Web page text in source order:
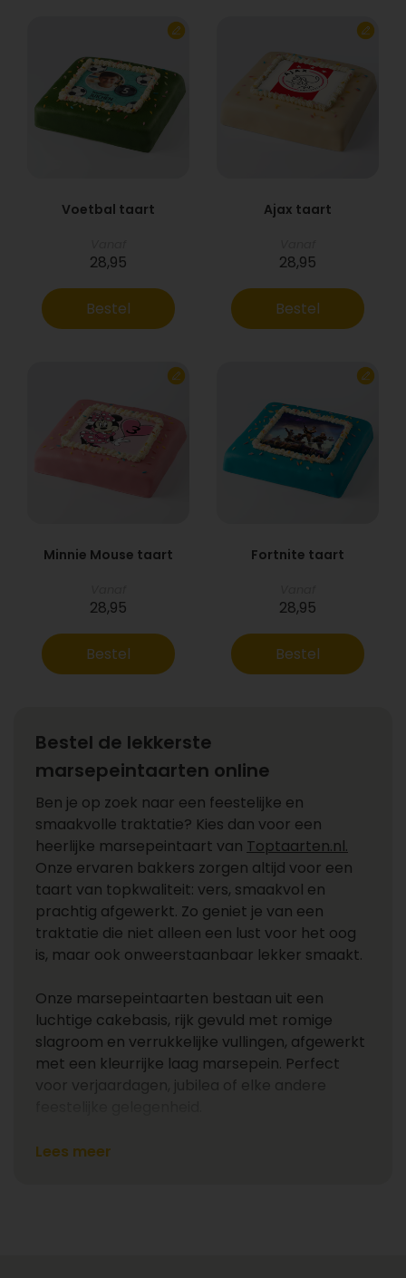
Voetbal taart
28,95
Bestel
Ajax taart
28,95
Bestel
Minnie Mouse taart
28,95
Bestel
Fortnite taart
28,95
Bestel
Bestel de lekkerste
marsepeintaarten online
Ben je op zoek naar een feestelijke en
smaakvolle traktatie? Kies dan voor een
heerlijke marsepeintaart van Toptaarten.nl.
Onze ervaren bakkers zorgen altijd voor een
taart van topkwaliteit: vers, smaakvol en
prachtig afgewerkt. Zo geniet je van een
traktatie die niet alleen een lust voor het oog
is, maar ook onweerstaanbaar lekker smaakt.
Onze marsepeintaarten bestaan uit een
luchtige cakebasis, rijk gevuld met romige
slagroom en verrukkelijke vullingen, afgewerkt
met een kleurrijke laag marsepein. Perfect
voor verjaardagen, jubilea of elke andere
Wat is marsepein en waarom is het
Lees meer